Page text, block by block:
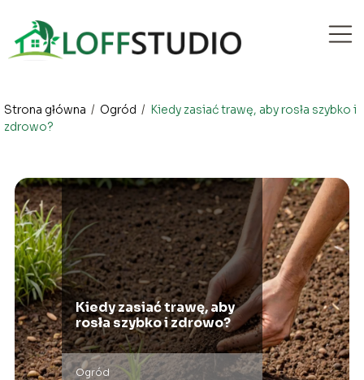
Strona główna / Ogród / Kiedy zasiać trawę, aby rosła szybko i
zdrowo?
Kiedy zasiać trawę, aby
rosła szybko i zdrowo?
Ogród